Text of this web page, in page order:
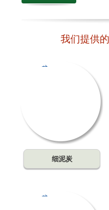
我们提供
细泥炭